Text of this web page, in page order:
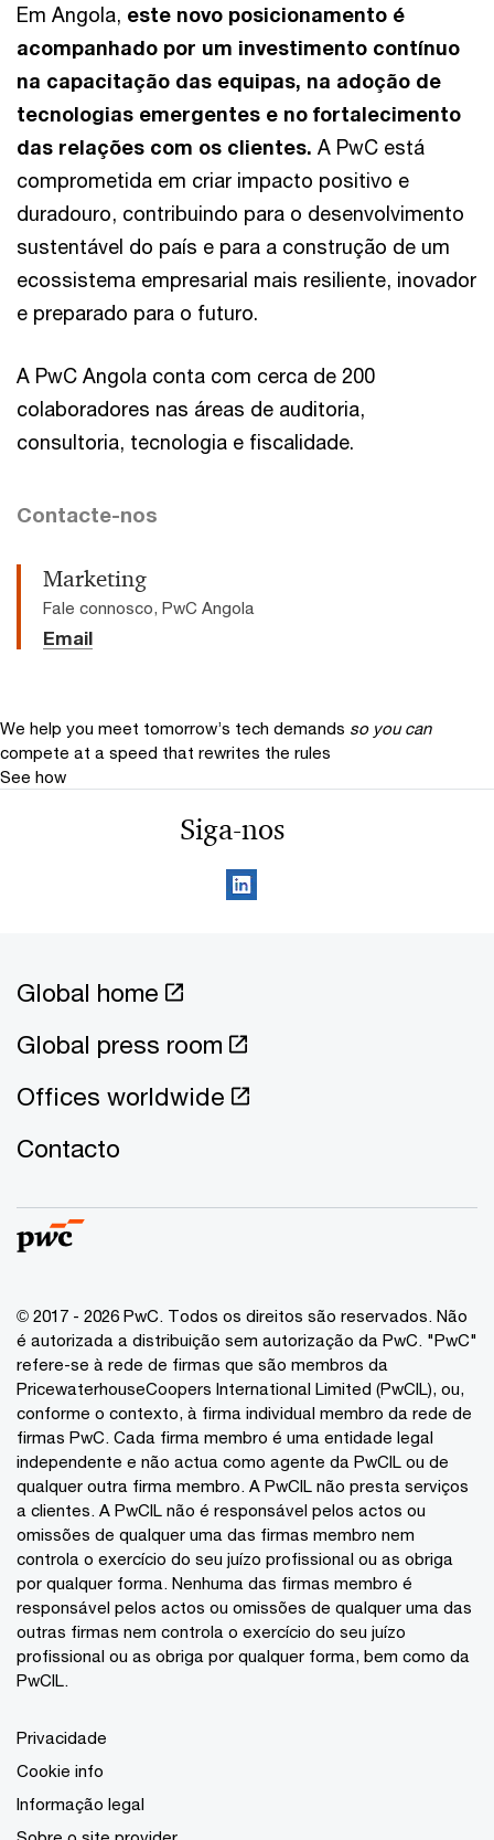
Em Angola, este novo posicionamento é
acompanhado por um investimento contínuo
na capacitação das equipas, na adoção de
tecnologias emergentes e no fortalecimento
das relações com os clientes. A PwC está
comprometida em criar impacto positivo e
duradouro, contribuindo para o desenvolvimento
sustentável do país e para a construção de um
ecossistema empresarial mais resiliente, inovador
e preparado para o futuro.
A PwC Angola conta com cerca de 200
colaboradores nas áreas de auditoria,
consultoria, tecnologia e fiscalidade.
Contacte-nos
Marketing
Fale connosco, PwC Angola
Email
We help you meet tomorrow’s tech demands so you can
compete at a speed that rewrites the rules
See how
Siga-nos
Global home
Global press room
Offices worldwide
Contacto
© 2017 - 2026 PwC. Todos os direitos são reservados. Não
é autorizada a distribuição sem autorização da PwC. "PwC"
refere-se à rede de firmas que são membros da
PricewaterhouseCoopers International Limited (PwCIL), ou,
conforme o contexto, à firma individual membro da rede de
firmas PwC. Cada firma membro é uma entidade legal
independente e não actua como agente da PwCIL ou de
qualquer outra firma membro. A PwCIL não presta serviços
a clientes. A PwCIL não é responsável pelos actos ou
omissões de qualquer uma das firmas membro nem
controla o exercício do seu juízo profissional ou as obriga
por qualquer forma. Nenhuma das firmas membro é
responsável pelos actos ou omissões de qualquer uma das
outras firmas nem controla o exercício do seu juízo
profissional ou as obriga por qualquer forma, bem como da
PwCIL.
Privacidade
Cookie info
Informação legal